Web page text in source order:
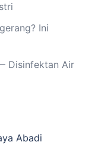
Ini
Disinfektan Air
Abadi